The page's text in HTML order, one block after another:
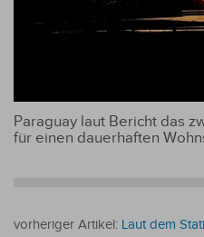
Paraguay laut Bericht das
für einen dauerhaften
vorheriger Artikel: Laut dem